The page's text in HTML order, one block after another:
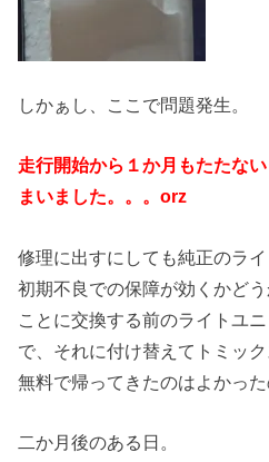
しかぁし、ここで問題発生。
走行開始から１か月もたたな
まいました。。。orz
修理に出すにしても純正のラ
初期不良での保障が効くかど
ことに交換する前のライトユ
で、それに付け替えてトミッ
無料で帰ってきたのはよかっ
二か月後のある日。